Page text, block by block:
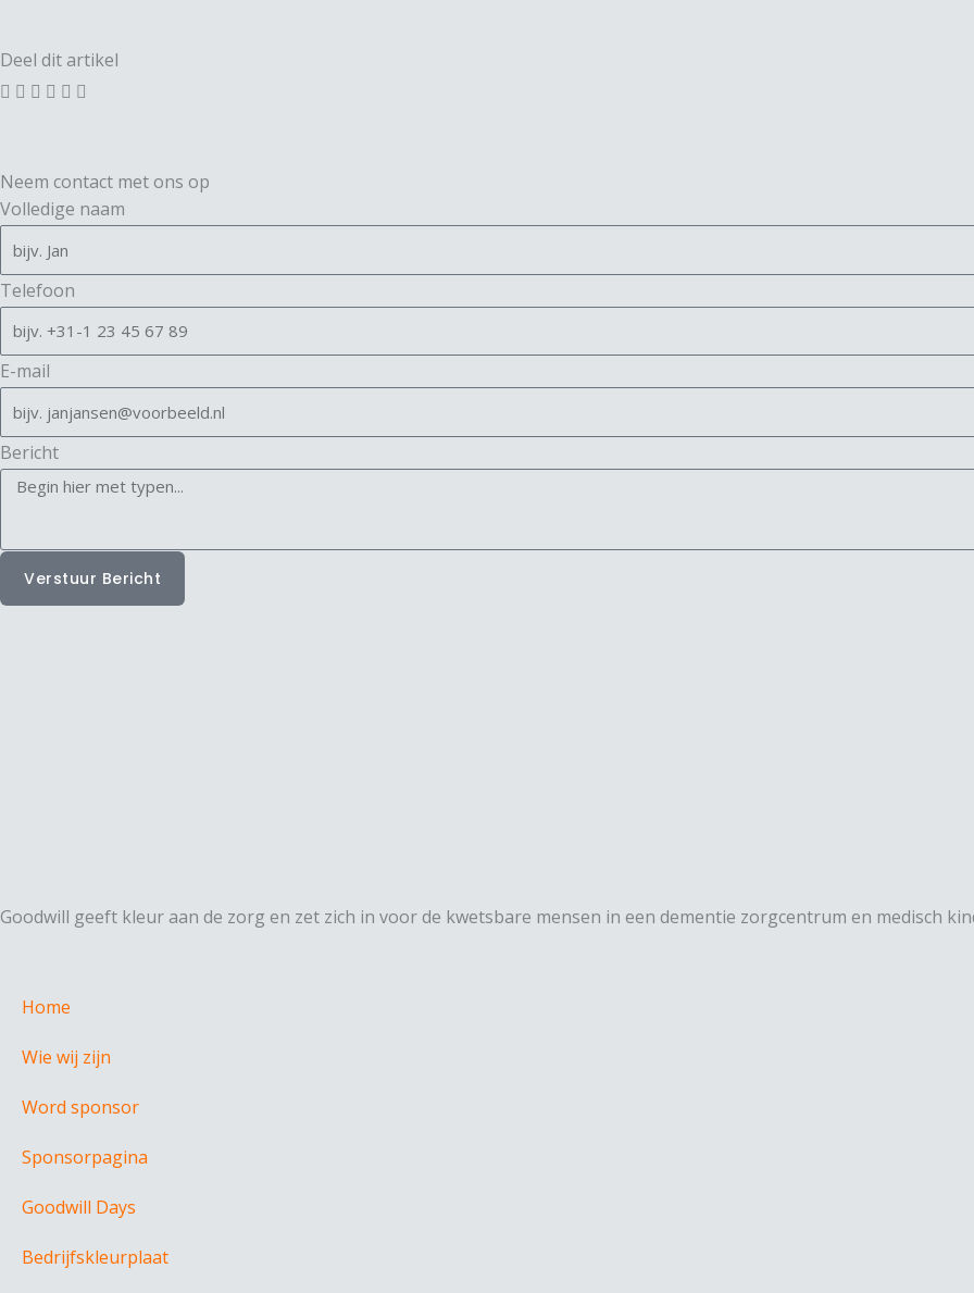
Deel dit artikel
Neem contact met ons op
Volledige naam
Telefoon
E-mail
Bericht
Verstuur Bericht
Goodwill geeft kleur aan de zorg en zet zich in voor de kwetsbare mensen in een dementie zorgcentrum en medisch
Home
Wie wij zijn
Word sponsor
Sponsorpagina
Goodwill Days
Bedrijfskleurplaat